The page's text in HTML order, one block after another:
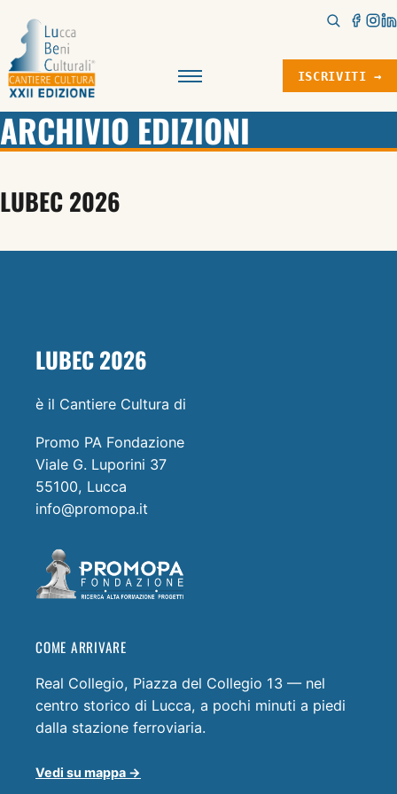
Menu
ISCRIVITI →
ARCHIVIO EDIZIONI
LUBEC 2026
LUBEC 2026
è il Cantiere Cultura di
Promo PA Fondazione
Viale G. Luporini 37
55100, Lucca
info@promopa.it
COME ARRIVARE
Real Collegio, Piazza del Collegio 13 — nel
centro storico di Lucca, a pochi minuti a piedi
dalla stazione ferroviaria.
Vedi su mappa →